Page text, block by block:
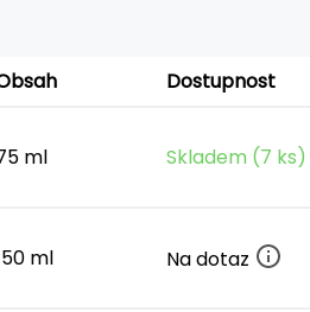
Dostupnost
ml Skladem (7 ks)
ml Na dotaz